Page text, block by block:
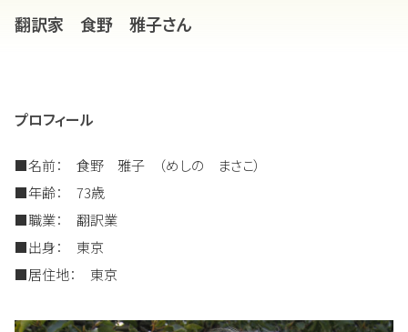
翻訳家 食野 雅子さん
プロフィール
■名前： 食野 雅子 （めしの まさこ）
■年齢： 73歳
■職業： 翻訳業
■出身： 東京
■居住地： 東京